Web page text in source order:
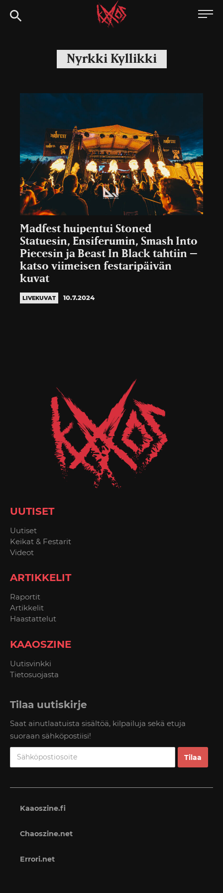
Siirry
suoraan
Kaaoszine
Nyrkki Kyllikki
Madfest huipentui Stoned
Statuesin, Ensiferumin, Smash Into
Piecesin ja Beast In Black tahtiin –
katso viimeisen festaripäivän
kuvat
LIVEKUVAT 10.7.2024
UUTISET
Uutiset
Keikat & Festarit
Videot
ARTIKKELIT
Raportit
Artikkelit
Haastattelut
KAAOSZINE
Uutisvinkki
Tietosuojasta
Tilaa uutiskirje
Saat ainutlaatuista sisältöä, kilpailuja sekä etuja
suoraan sähköpostiisi!
Kaaoszine.fi
Chaoszine.net
Errori.net